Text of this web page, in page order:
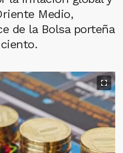
Medio,
de la Bolsa porteña